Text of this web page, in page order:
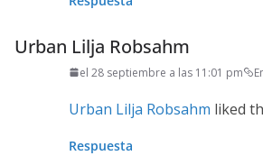
Urban Lilja Robsahm
el 28 septiembre a las 11:01 pm
Urban Lilja Robsahm liked
Respuesta